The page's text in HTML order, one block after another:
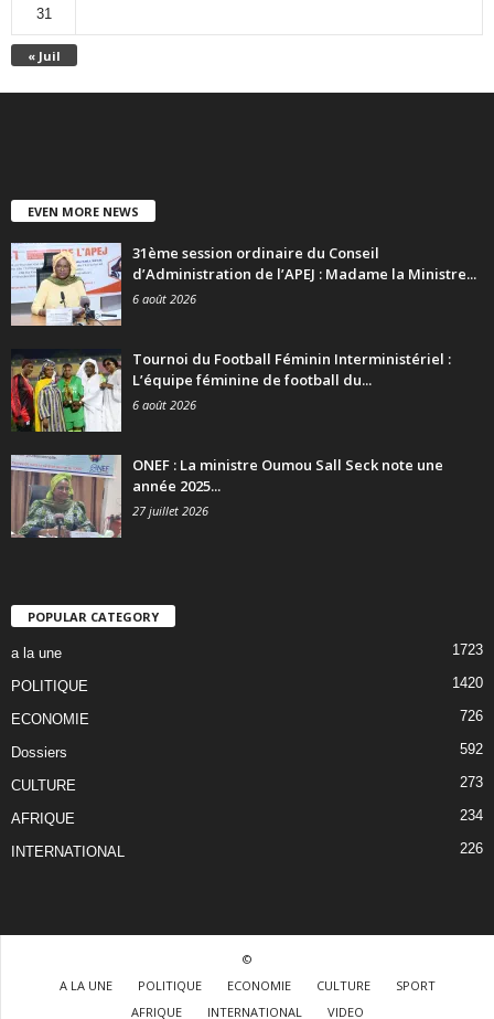
« Juil
31
EVEN MORE NEWS
31ème session ordinaire du Conseil
d’Administration de l’APEJ : Madame la Ministre...
6 août 2026
Tournoi du Football Féminin Interministériel :
L’équipe féminine de football du...
6 août 2026
ONEF : La ministre Oumou Sall Seck note une
année 2025...
27 juillet 2026
POPULAR CATEGORY
a la une 1723
POLITIQUE 1420
ECONOMIE 726
Dossiers 592
CULTURE 273
AFRIQUE 234
INTERNATIONAL 226
©
A LA UNE
POLITIQUE ECONOMIE CULTURE
SPORT
AFRIQUE
INTERNATIONAL VIDEO